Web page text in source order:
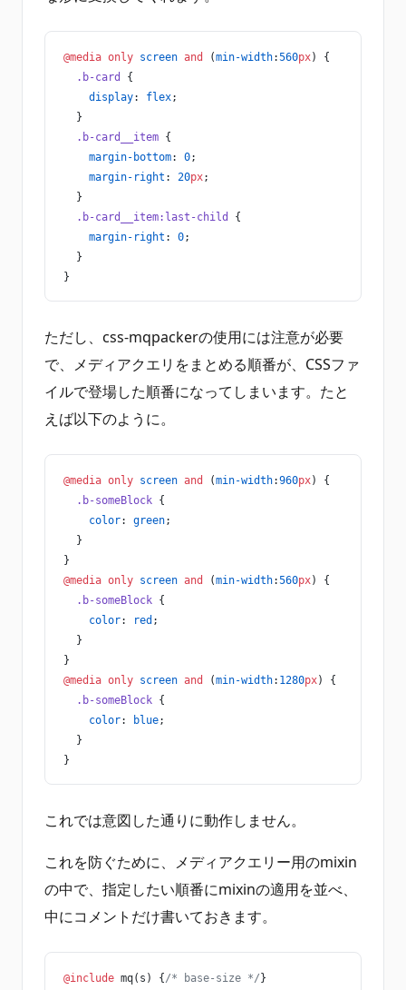
@media only screen and (min-width:560px) {
  .b-card
{
    display
: flex;
  }
  .b-card__item
{
    margin-bottom
: 0;
    margin-right
: 20px;
  }
  .b-card__item:last-child
{
    margin-right
: 0;
  }
}
ただし、css-mqpackerの使用には注意が必要
で、メディアクエリをまとめる順番が、CSSファ
イルで登場した順番になってしまいます。たと
えば以下のように。
@media only screen and (min-width:960px) {
  .b-someBlock
{
    color
: green;
  }
}
@media only screen and (min-width:560px) {
  .b-someBlock
{
    color
: red ;
  }
}
@media only screen and (min-width: 1280px) {
  .b-someBlock
{
    color
: blue;
  }
}
これでは意図した通りに動作しません。
これを防ぐために、メディアクエリー用のmixin
の中で、指定したい順番にmixinの適用を並べ、
中にコメントだけ書いておきます。
@include mq(s) { /* base-size */ }